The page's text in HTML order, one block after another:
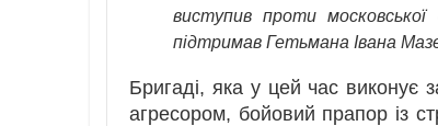
виступив проти московської
підтримав Гетьмана Івана
Бригаді, яка у цей час виконує
агресором, бойовий прапор із